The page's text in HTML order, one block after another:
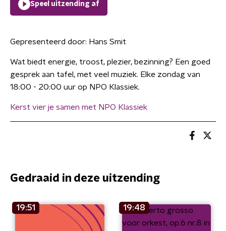
Speel uitzending af
Gepresenteerd door: Hans Smit
Wat biedt energie, troost, plezier, bezinning? Een goed
gesprek aan tafel, met veel muziek. Elke zondag van
18:00 - 20:00 uur op NPO Klassiek.
Kerst vier je samen met NPO Klassiek
Gedraaid in deze uitzending
19:51 19:48